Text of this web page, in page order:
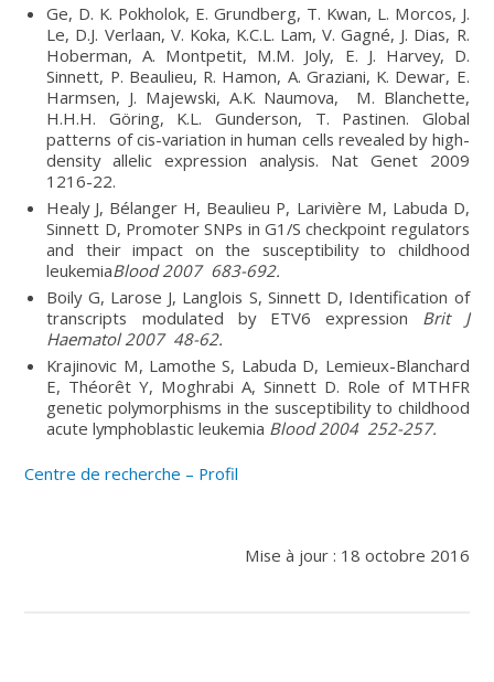
Ge, D. K. Pokholok, E. Grundberg, T. Kwan, L. Morcos, J.
Le, D.J. Verlaan, V. Koka, K.C.L. Lam, V. Gagné, J. Dias, R.
Hoberman, A. Montpetit, M.M. Joly, E. J. Harvey, D.
Sinnett, P. Beaulieu, R. Hamon, A. Graziani, K. Dewar, E.
Harmsen, J. Majewski, A.K. Naumova, M. Blanchette,
H.H.H. Göring, K.L. Gunderson, T. Pastinen. Global
patterns of cis-variation in human cells revealed by high-
density allelic expression analysis. Nat Genet 2009
1216-22.
Healy J, Bélanger H, Beaulieu P, Larivière M, Labuda D,
Sinnett D, Promoter SNPs in G1/S checkpoint regulators
and their impact on the susceptibility to childhood
leukemiaBlood 2007 683-692.
Boily G, Larose J, Langlois S, Sinnett D, Identification of
transcripts modulated by ETV6 expression Brit J
Haematol 2007 48-62.
Krajinovic M, Lamothe S, Labuda D, Lemieux-Blanchard
E, Théorêt Y, Moghrabi A, Sinnett D. Role of MTHFR
genetic polymorphisms in the susceptibility to childhood
acute lymphoblastic leukemia Blood 2004 252-257.
Centre de recherche – Profil
Mise à jour : 18 octobre 2016